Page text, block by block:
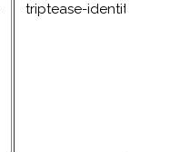
triptease-identitydata